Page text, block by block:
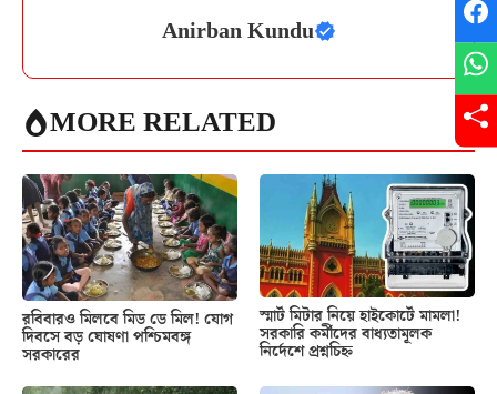
Anirban Kundu
MORE RELATED
রবিবারও মিলবে মিড ডে মিল! যোগ
দিবসে বড় ঘোষণা পশ্চিমবঙ্গ
সরকারের
স্মার্ট মিটার নিয়ে হাইকোর্টে মামলা!
সরকারি কর্মীদের বাধ্যতামূলক
নির্দেশে প্রশ্নচিহ্ন